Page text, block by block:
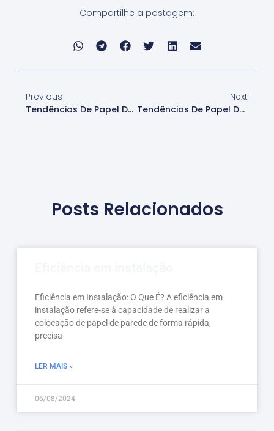
Compartilhe a postagem:
Previous
Tendências De Papel De Parede Para Decoração Moderna
Next
Tendências De Papel De Parede Para Espaços Multifuncionais
Posts Relacionados
Eficiência em Instalação: O Que É? A eficiência em
instalação refere-se à capacidade de realizar a
colocação de papel de parede de forma rápida,
precisa
LER MAIS »
06/08/2024